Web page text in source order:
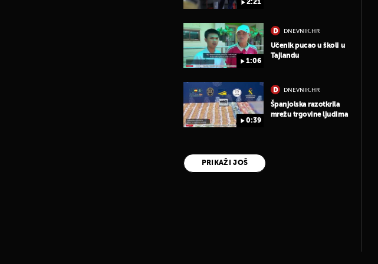
2:21
1:06
DNEVNIK.HR
Učenik pucao u školi u
Tajlandu
0:39
DNEVNIK.HR
Španjolska razotkrila
mrežu trgovine ljudima
PRIKAŽI JOŠ